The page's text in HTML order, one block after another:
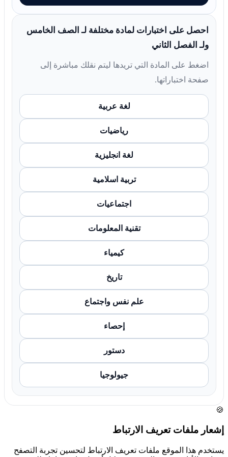
احصل على اختبارات لمادة مختلفة لـ الصف الخامس
ولـ الفصل الثاني
اضغط على المادة التي تريدها ليتم نقلك مباشرة إلى
صفحة اختباراتها.
لغة عربية
رياضيات
لغة انجليزية
تربية اسلامية
اجتماعيات
تقنية المعلومات
كيمياء
تاريخ
علم نفس واجتماع
إحصاء
دستور
جيولوجيا
🍪
إشعار ملفات تعريف الارتباط
يستخدم هذا الموقع ملفات تعريف الارتباط لتحسين تجربة التصفح